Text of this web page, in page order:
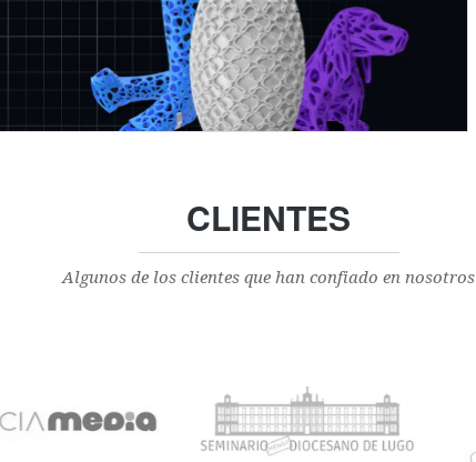
CLIENTES
Algunos de los clientes que han confiado en nosotros